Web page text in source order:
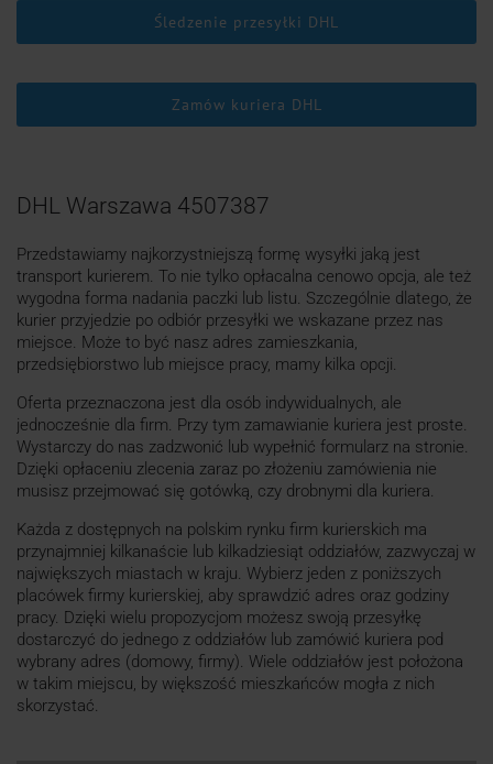
Śledzenie przesyłki DHL
Zamów kuriera DHL
DHL Warszawa 4507387
Przedstawiamy najkorzystniejszą formę wysyłki jaką jest
transport kurierem. To nie tylko opłacalna cenowo opcja, ale też
wygodna forma nadania paczki lub listu. Szczególnie dlatego, że
kurier przyjedzie po odbiór przesyłki we wskazane przez nas
miejsce. Może to być nasz adres zamieszkania,
przedsiębiorstwo lub miejsce pracy, mamy kilka opcji.
Oferta przeznaczona jest dla osób indywidualnych, ale
jednocześnie dla firm. Przy tym zamawianie kuriera jest proste.
Wystarczy do nas zadzwonić lub wypełnić formularz na stronie.
Dzięki opłaceniu zlecenia zaraz po złożeniu zamówienia nie
musisz przejmować się gotówką, czy drobnymi dla kuriera.
Każda z dostępnych na polskim rynku firm kurierskich ma
przynajmniej kilkanaście lub kilkadziesiąt oddziałów, zazwyczaj w
największych miastach w kraju. Wybierz jeden z poniższych
placówek firmy kurierskiej, aby sprawdzić adres oraz godziny
pracy. Dzięki wielu propozycjom możesz swoją przesyłkę
dostarczyć do jednego z oddziałów lub zamówić kuriera pod
wybrany adres (domowy, firmy). Wiele oddziałów jest położona
w takim miejscu, by większość mieszkańców mogła z nich
skorzystać.